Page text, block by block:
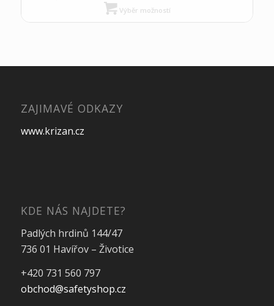
Výběr možností
ZAJIMAVÉ ODKAZY
www.krizan.cz
KDE NÁS NAJDETE?
Padlých hrdinů 144/47
736 01 Havířov – Životice
+420 731 560 797
obchod@safetyshop.cz